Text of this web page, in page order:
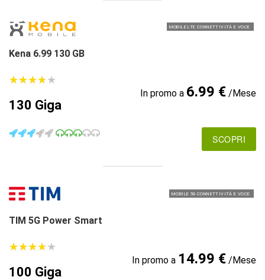
MOBILE LTE CONNETTIVITÀ E VOCE
Kena 6.99 130 GB
★★★★★
★★★★★
130 Giga
In promo a 6.99 €/Mese
SCOPRI
MOBILE 5G CONNETTIVITÀ E VOCE
TIM 5G Power Smart
★★★★★
★★★★★
100 Giga
In promo a 14.99 €/Mese